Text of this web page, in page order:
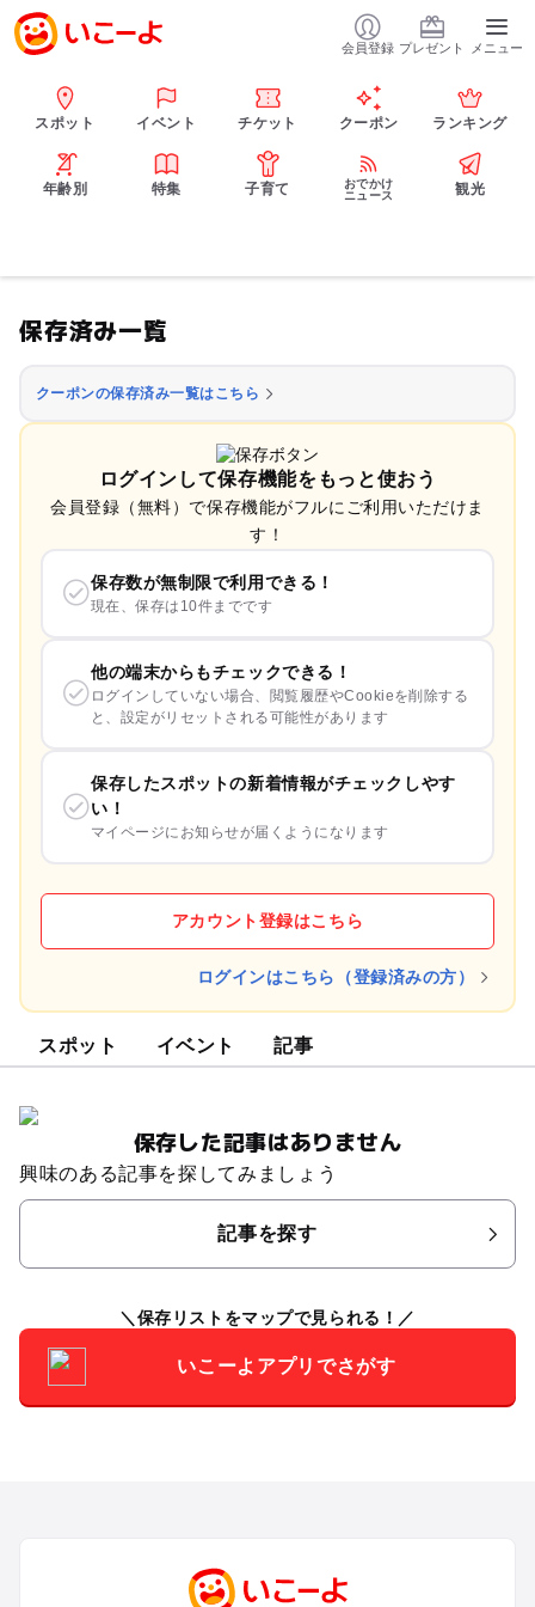
会員登録 プレゼント メニュー
スポット イベント チケット クーポン ランキング
年齢別 特集 子育て
おでかけ
ニュース
観光
保存済み一覧
クーポンの保存済み一覧はこちら
ログインして保存機能をもっと使おう
会員登録（無料）で保存機能がフルにご利用いただけま
す！
保存数が無制限で利用できる！
現在、保存は10件までです
他の端末からもチェックできる！
ログインしていない場合、閲覧履歴やCookieを削除する
と、設定がリセットされる可能性があります
保存したスポットの新着情報がチェックしやす
い！
マイページにお知らせが届くようになります
アカウント登録はこちら
ログインはこちら（登録済みの方）
スポット イベント 記事
保存した記事はありません
興味のある記事を探してみましょう
記事を探す
保存リストをマップで見られる！
いこーよアプリでさがす